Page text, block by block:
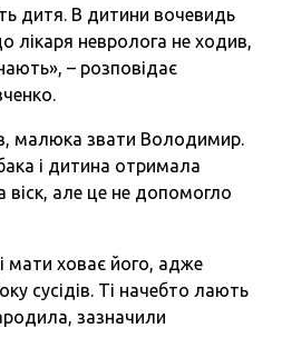
дитя. В дитини вочевидь
лікаря невролога не ходив,
– розповідає
малюка звати Володимир.
і дитина отримала
віск, але це не допомогло
мати ховає його, адже
сусідів. Ті начебто лають
зазначили